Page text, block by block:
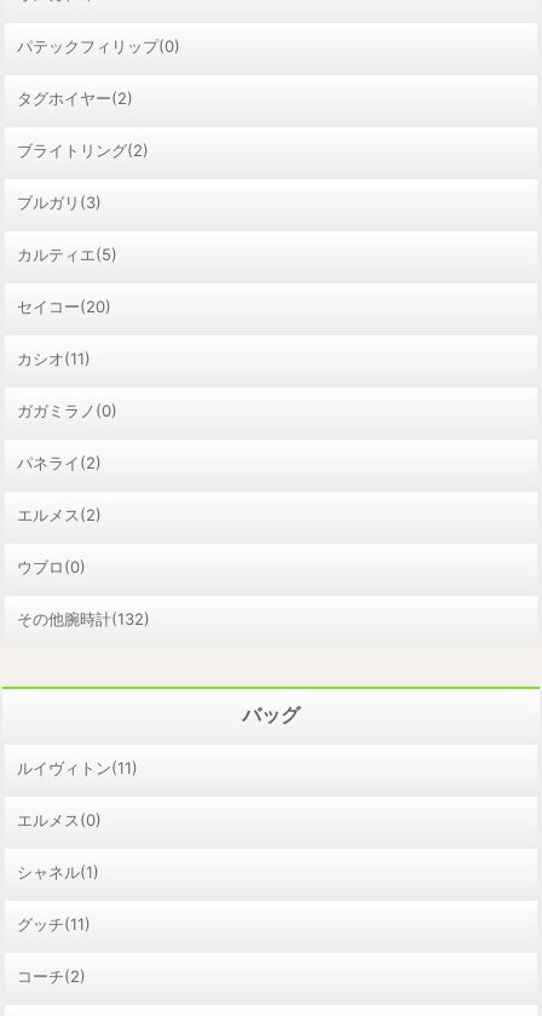
パテックフィリップ(0)
タグホイヤー(2)
ブライトリング(2)
ブルガリ(3)
カルティエ(5)
セイコー(20)
カシオ(11)
ガガミラノ(0)
パネライ(2)
エルメス(2)
ウブロ(0)
その他腕時計(132)
バッグ
ルイヴィトン(11)
エルメス(0)
シャネル(1)
グッチ(11)
コーチ(2)